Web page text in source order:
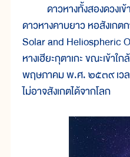
ดาวหางทั้งสองดวงเข้า
ดาวหางคาบยาว หอสังเกต
Solar and Heliospheric
หางเฮียะกุตาเกะ ขณะเข้า
พฤษภาคม พ.ศ. ๒๕๓๙ เวล
ไม่อาจสังเกตได้จากโลก